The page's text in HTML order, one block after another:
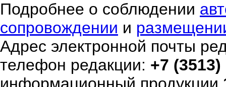
Подробнее о соблюдении
сопровождении и
Адрес электронной почты
телефон редакции: +7